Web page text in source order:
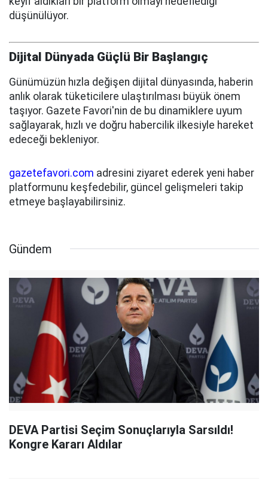
düşünülüyor.
Dijital Dünyada Güçlü Bir Başlangıç
Günümüzün hızla değişen dijital dünyasında, haberin
anlık olarak tüketicilere ulaştırılması büyük önem
taşıyor. Gazete Favori'nin de bu dinamiklere uyum
sağlayarak, hızlı ve doğru habercilik ilkesiyle hareket
edeceği bekleniyor.
gazetefavori.com adresini ziyaret ederek yeni haber
platformunu keşfedebilir, güncel gelişmeleri takip
etmeye başlayabilirsiniz.
Gündem
DEVA Partisi Seçim Sonuçlarıyla Sarsıldı!
Kongre Kararı Aldılar